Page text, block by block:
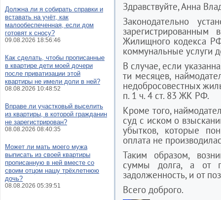
Здравствуйте, Анна
Законодательно
Жилищного кодекса
коммунальные услуги
В случае, если
ти месяцев,
недобросовестных
п. 1 ч. 4 ст. 83 ЖК РФ.
Кроме того,
суд с иском о
убытков, которые
оплата не
Таким образом,
суммы долга, а от
задолженность, и от
Всего доброго.
Должна ли я собирать справки и
вставать на учёт, как
малообеспеченная, если дом
готовят к сносу?
09.08.2026 18:56:46
Как сделать, чтобы прописанные
в квартире дети моей дочери
после приватизации этой
квартиры не имели доли в ней?
08.08.2026 10:48:52
Вправе ли участковый выселить
из квартиры, в которой гражданин
не зарегистрирован?
08.08.2026 08:40:35
Может ли мать моего мужа
выписать из своей квартиры
прописанную в ней вместе со
своим отцом нашу трёхлетнюю
дочь?
08.08.2026 05:39:51